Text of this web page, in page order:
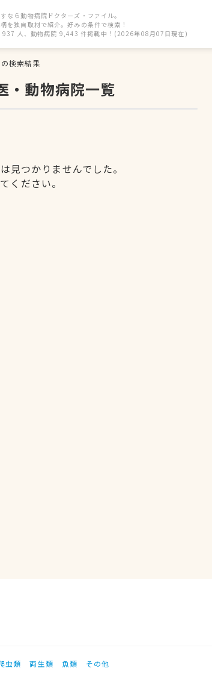
なら動物病院ドクターズ・ファイル。
を独自取材で紹介。好みの条件で検索！
937 人、動物病院 9,443 件掲載中！(2026年08月07日現在)
の検索結果
・動物病院一覧
見つかりませんでした。
ください。
虫類 両生類 魚類 その他